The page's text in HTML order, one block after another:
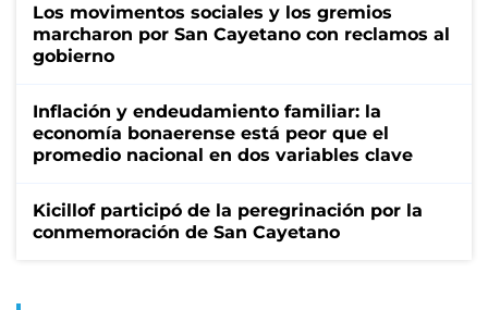
Los movimentos sociales y los gremios
marcharon por San Cayetano con reclamos al
gobierno
Inflación y endeudamiento familiar: la
economía bonaerense está peor que el
promedio nacional en dos variables clave
Kicillof participó de la peregrinación por la
conmemoración de San Cayetano